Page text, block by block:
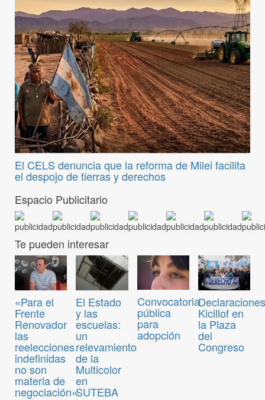
El CELS denuncia que la reforma de Milei facilita
el despojo de tierras y derechos
Espacio Publicitario
Te pueden interesar
«Para el
Frente
Renovador
las
reelecciones
indefinidas
no son
materia de
negociación»
El Estado
y las
escuelas:
un
relevamiento
de la
Multicolor
en
SUTEBA
Convocatoria
pública
para
adopción
Kicillof en
la Plaza
del
Congreso